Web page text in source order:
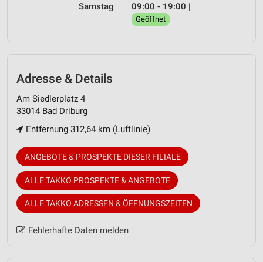
Samstag 09:00 - 19:00 |
Geöffnet
Adresse & Details
Am Siedlerplatz 4
33014 Bad Driburg
Entfernung 312,64 km (Luftlinie)
ANGEBOTE & PROSPEKTE DIESER FILIALE
ALLE TAKKO PROSPEKTE & ANGEBOTE
ALLE TAKKO ADRESSEN & ÖFFNUNGSZEITEN
Fehlerhafte Daten melden